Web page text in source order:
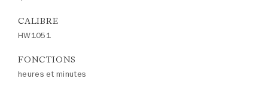
CALIBRE
HW1051
FONCTIONS
heures et minutes